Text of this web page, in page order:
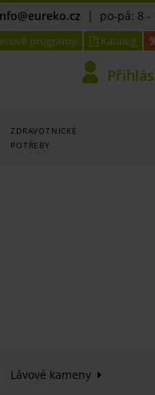
| po-pá: 8
programy Katalog
ZDRAVOTNICKÉ
POTŘEBY
Lávové kameny